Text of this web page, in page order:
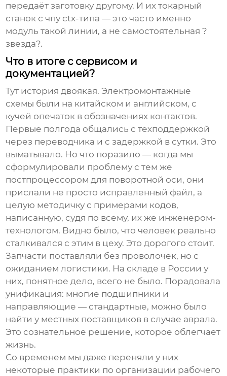
передаёт заготовку другому. И ихтокарный
станок с чпу ctx-типа — это часто именно
модуль такой линии, а не самостоятельная ?
звезда?.
Что в итоге с сервисом и
документацией?
Тут история двоякая. Электромонтажные
схемы были на китайском и английском, с
кучей опечаток в обозначениях контактов.
Первые полгода общались с техподдержкой
через переводчика и с задержкой в сутки. Это
выматывало. Но что поразило — когда мы
сформулировали проблему с тем же
постпроцессором для поворотной оси, они
прислали не просто исправленный файл, а
целую методичку с примерами кодов,
написанную, судя по всему, их же инженером-
технологом. Видно было, что человек реально
сталкивался с этим в цеху. Это дорогого стоит.
Запчасти поставляли без проволочек, но с
ожиданием логистики. На складе в России у
них, понятное дело, всего не было. Порадовала
унификация: многие подшипники и
направляющие — стандартные, можно было
найти у местных поставщиков в случае аврала.
Это сознательное решение, которое облегчает
жизнь.
Со временем мы даже переняли у них
некоторые практики по организации рабочего